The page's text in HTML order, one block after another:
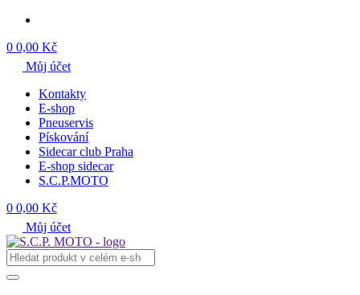
0 0,00 Kč
Můj účet
Kontakty
E-shop
Pneuservis
Pískování
Sidecar club Praha
E-shop sidecar
S.C.P.MOTO
0 0,00 Kč
Můj účet